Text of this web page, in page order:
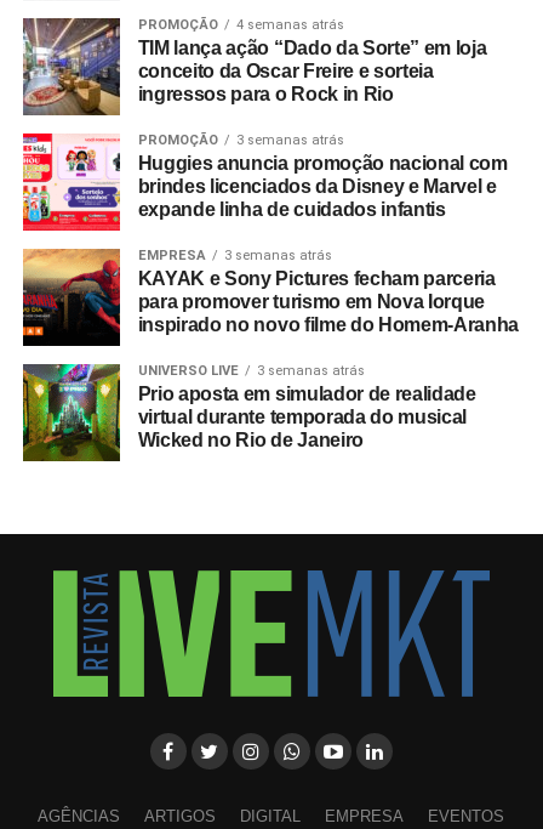
PROMOÇÃO 4 semanas atrás
TIM lança ação “Dado da Sorte” em loja
conceito da Oscar Freire e sorteia
ingressos para o Rock in Rio
PROMOÇÃO 3 semanas atrás
Huggies anuncia promoção nacional com
brindes licenciados da Disney e Marvel e
expande linha de cuidados infantis
EMPRESA 3 semanas atrás
KAYAK e Sony Pictures fecham parceria
para promover turismo em Nova Iorque
inspirado no novo filme do Homem-Aranha
UNIVERSO LIVE 3 semanas atrás
Prio aposta em simulador de realidade
virtual durante temporada do musical
Wicked no Rio de Janeiro
AGÊNCIAS ARTIGOS DIGITAL EMPRESA EVENTOS